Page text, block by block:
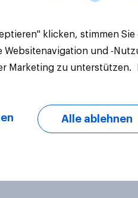
klicken, stimmen
Websitenavigation und -
Marketing zu unterstützen.
Alle ablehnen